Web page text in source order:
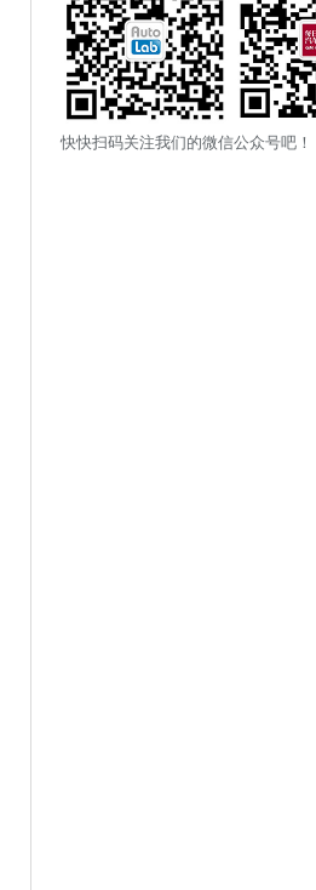
快快扫码关注我们的微信公众号吧！